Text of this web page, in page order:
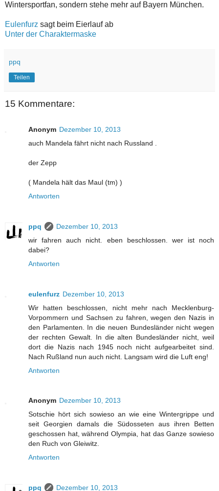
Wintersportfan, sondern stehe mehr auf Bayern München.
Eulenfurz sagt beim Eierlauf ab
Unter der Charaktermaske
ppq
Teilen
15 Kommentare:
Anonym Dezember 10, 2013
auch Mandela fährt nicht nach Russland .
der Zepp
( Mandela hält das Maul (tm) )
Antworten
ppq
Dezember 10, 2013
wir fahren auch nicht. eben beschlossen. wer ist noch
dabei?
Antworten
eulenfurz Dezember 10, 2013
Wir hatten beschlossen, nicht mehr nach Mecklenburg-
Vorpommern und Sachsen zu fahren, wegen den Nazis in
den Parlamenten. In die neuen Bundesländer nicht wegen
der rechten Gewalt. In die alten Bundesländer nicht, weil
dort die Nazis nach 1945 noch nicht aufgearbeitet sind.
Nach Rußland nun auch nicht. Langsam wird die Luft eng!
Antworten
Anonym Dezember 10, 2013
Sotschie hört sich sowieso an wie eine Wintergrippe und
seit Georgien damals die Südosseten aus ihren Betten
geschossen hat, während Olympia, hat das Ganze sowieso
den Ruch von Gleiwitz.
Antworten
ppq Dezember 10, 2013